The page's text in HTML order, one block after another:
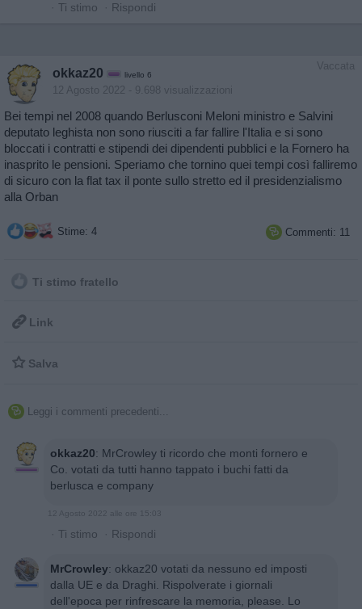
· Ti stimo · Rispondi
Vaccata
okkaz20 livello 6
12 Agosto 2022 - 9.698 visualizzazioni
Bei tempi nel 2008 quando Berlusconi Meloni ministro e Salvini
deputato leghista non sono riusciti a far fallire l'Italia e si sono
bloccati i contratti e stipendi dei dipendenti pubblici e la Fornero ha
inasprito le pensioni. Speriamo che tornino quei tempi così falliremo
di sicuro con la flat tax il ponte sullo stretto ed il presidenzialismo
alla Orban
Stime: 4  Commenti: 11
Ti stimo fratello
 Link
 Salva
 Leggi i commenti precedenti...
okkaz20: MrCrowley ti ricordo che monti fornero e
Co. votati da tutti hanno tappato i buchi fatti da
berlusca e company
12 Agosto 2022 alle ore 15:03
· Ti stimo · Rispondi
MrCrowley: okkaz20 votati da nessuno ed imposti
dalla UE e da Draghi. Rispolverate i giornali
dell'epoca per rinfrescare la memoria, please. Lo